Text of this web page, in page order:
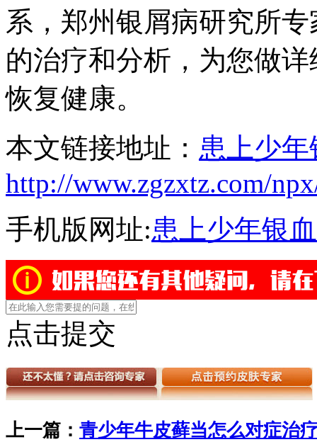
系，郑州银屑病研究所
的治疗和分析，为您做
恢复健康。
本文链接地址： 患上少
http://www.zgzxtz.com/
手机版网址:患上少年银
点击提交
上一篇： 青少年牛皮藓当怎么对症治